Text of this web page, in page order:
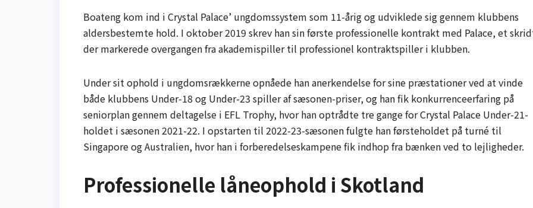
Boateng kom ind i Crystal Palace’ ungdomssystem som 11-årig og udviklede sig gennem klubbens
aldersbestemte hold. I oktober 2019 skrev han sin første professionelle kontrakt med Palace, et
der markerede overgangen fra akademispiller til professionel kontraktspiller i klubben.
Under sit ophold i ungdomsrækkerne opnåede han anerkendelse for sine præstationer ved at vinde
både klubbens Under-18 og Under-23 spiller af sæsonen-priser, og han fik konkurrenceerfaring på
seniorplan gennem deltagelse i EFL Trophy, hvor han optrådte tre gange for Crystal Palace Under-21-
holdet i sæsonen 2021-22. I opstarten til 2022-23-sæsonen fulgte han førsteholdet på turné til
Singapore og Australien, hvor han i forberedelseskampene fik indhop fra bænken ved to lejligheder.
Professionelle låneophold i Skotland